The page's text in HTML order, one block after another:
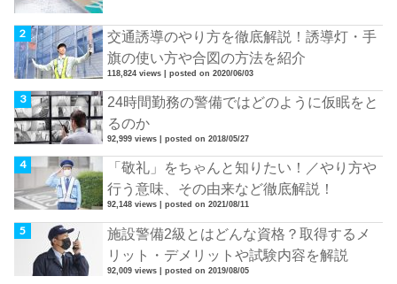
交通誘導のやり方を徹底解説！誘導灯・手
旗の使い方や合図の方法を紹介
118,824 views |posted on 2020/06/03
24時間勤務の警備ではどのように仮眠をと
るのか
92,999 views |posted on 2018/05/27
「敬礼」をちゃんと知りたい！／やり方や
行う意味、その由来など徹底解説！
92,148 views |posted on 2021/08/11
施設警備2級とはどんな資格？取得するメ
リット・デメリットや試験内容を解説
92,009 views |posted on 2019/08/05